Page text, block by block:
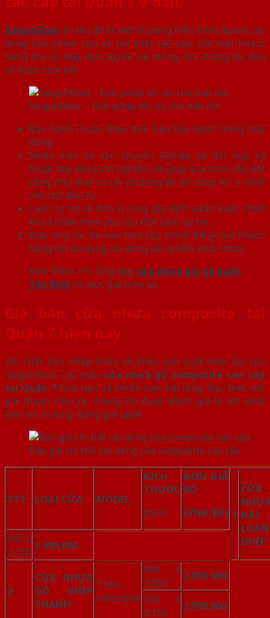
SaigonDoortừ lâu đã là một thương hiệu kinh doanh các
dòng sản phẩm cửa và nội thất cao cấp. Với mỗi khách
hàng khi sử dụng dịch vụ trên hệ thống của chúng tôi đều
sẽ được cam kết:
SaigonDoor – Giải pháp tối ưu cho mái ấm
Bảo hành chuẩn theo thời hạn bảo hành trong hợp
đồng.
Nhân viên tư vấn chuyên nghiệp và đội ngũ kỹ
thuật dày dặn kinh nghiệm sẽ giúp quá trình lắp đặt
cũng như đưa ra các phương án thi công tối ư nhất
cho chủ đầu tư.
Luôn tự tin là đơn vị cung cấp dịch vụ sản xuất, thiết
kế cá nhân theo yêu cầu một cách uy tín.
Đáp ứng tối đa mọi nhu cầu chính đáng của khách
hàng với đa dạng các dòng sản phẩm khác nhau.
Xem thêm >>> Ứng dụng cửa nhựa giả gỗ quận
Tân Bình và mức giá hiện tại
Giá bán cửa nhựa composite tại
Quận 7 hiện nay
Với chất liệu nhập khẩu và khâu sản xuất hiện đại của
SaigonDoor, các mẫu cửa nhựa gỗ composite cao cấp
tại Quận 7hứa hẹn sẽ khiến bạn hài lòng. Đặc biệt, với
giá thành siêu rẻ, chúng tôi được đánh giá là tốt nhất
trên thị trường. Bảng giá cụ thể:
Báo giá chi tiết các dòng cửa composite cao cấp
STT LOẠI CỬA MODEL
KÍCH
THƯỚC
(mm)
ĐƠN GIÁ
BỘ
(VNĐ/Bộ) 1
CỬA
ĐÀI
LOAN
GHÉP
900 x
2.150 1.999.000
2
CỬA NHỰA
GỖ GHÉP
THANH
Theo
catalogue
800 x
2.050
2.890.000
900 x
2.150
2.990.000